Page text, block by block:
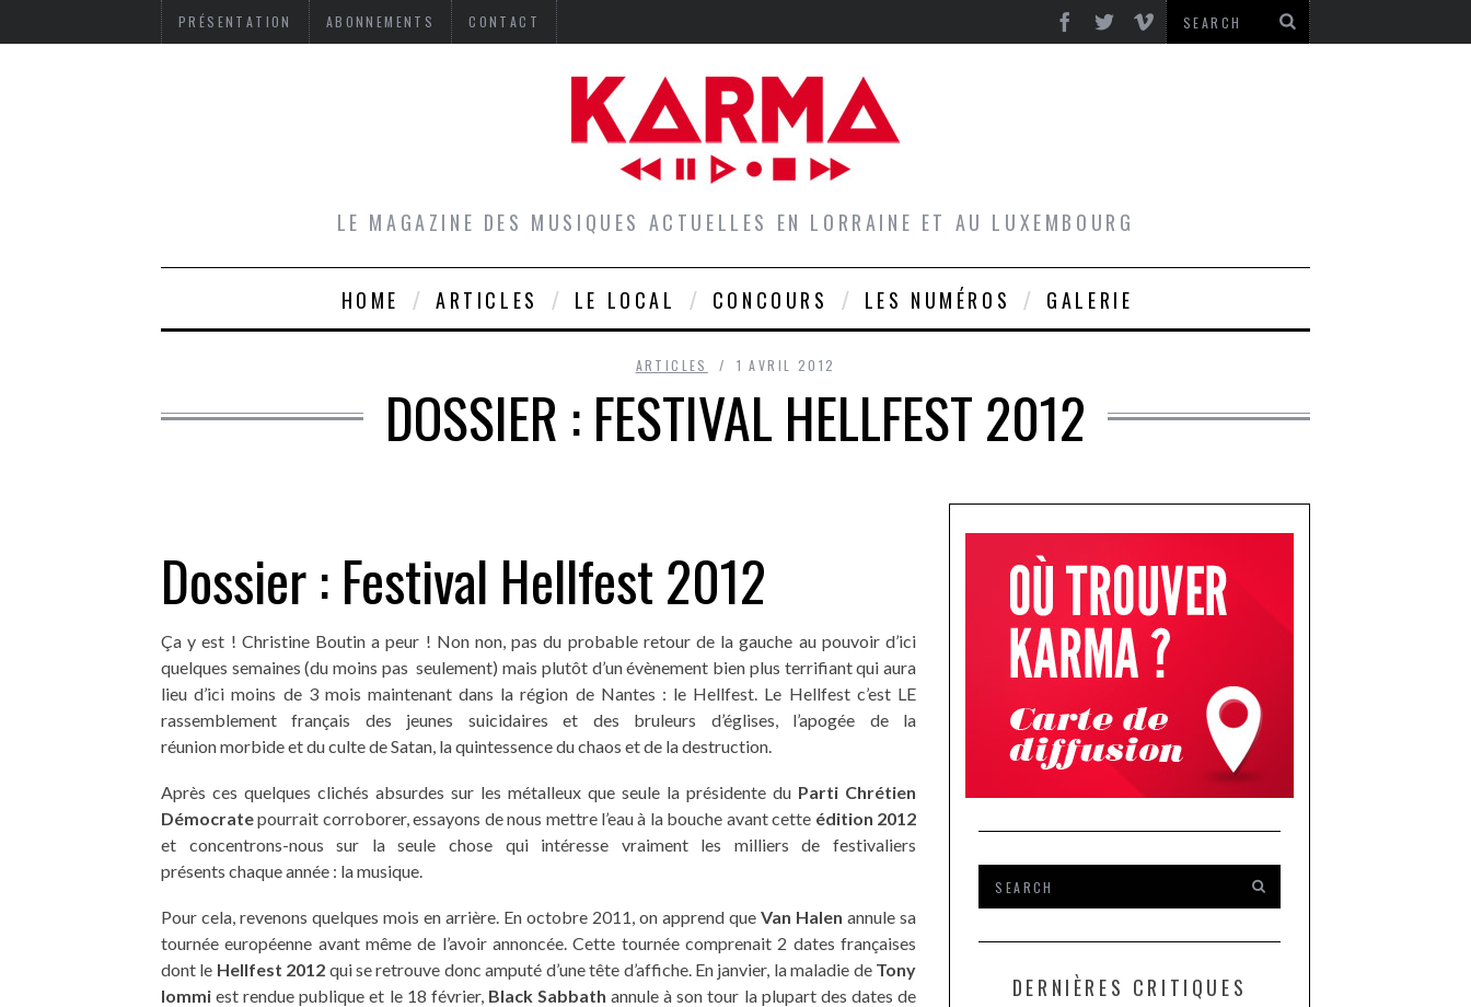
PRÉSENTATION ABONNEMENTS CONTACT
LE MAGAZINE DES MUSIQUES ACTUELLES EN LORRAINE ET AU LUXEMBOURG
HOME ARTICLES LE LOCAL CONCOURS LES NUMÉROS GALERIE
ARTICLES 1 AVRIL 2012
DOSSIER : FESTIVAL HELLFEST 2012
Dossier : Festival Hellfest 2012
Ça y est ! Christine Boutin a peur ! Non non, pas du probable retour de la gauche au pouvoir d’ici
quelques semaines (du moins pas seulement) mais plutôt d’un évènement bien plus terrifiant qui aura
lieu d’ici moins de 3 mois maintenant dans la région de Nantes : le Hellfest. Le Hellfest c’est LE
rassemblement français des jeunes suicidaires et des bruleurs d’églises, l’apogée de la
réunion morbide et du culte de Satan, la quintessence du chaos et de la destruction.
Après ces quelques clichés absurdes sur les métalleux que seule la présidente du Parti Chrétien
Démocratepourrait corroborer, essayons de nous mettre l’eau à la bouche avant cette édition 2012
et concentrons-nous sur la seule chose qui intéresse vraiment les milliers de festivaliers
présents chaque année : la musique.
Pour cela, revenons quelques mois en arrière. En octobre 2011, on apprend que Van Halen annule sa
tournée européenne avant même de l’avoir annoncée. Cette tournée comprenait 2 dates françaises
dont le Hellfest 2012 qui se retrouve donc amputé d’une tête d’affiche. En janvier, la maladie deTony
Iommi est rendue publique et le 18 février, Black Sabbath annule à son tour la plupart des dates de
DERNIÈRES CRITIQUES